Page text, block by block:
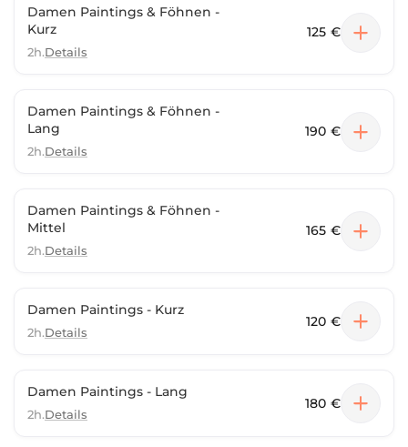
Damen Paintings & Föhnen -
Kurz
2h.Details
125 €
Damen Paintings & Föhnen -
Lang
2h.Details
190 €
Damen Paintings & Föhnen -
Mittel
2h.Details
165 €
Damen Paintings - Kurz
2h.Details
120 €
Damen Paintings - Lang
2h.Details
180 €